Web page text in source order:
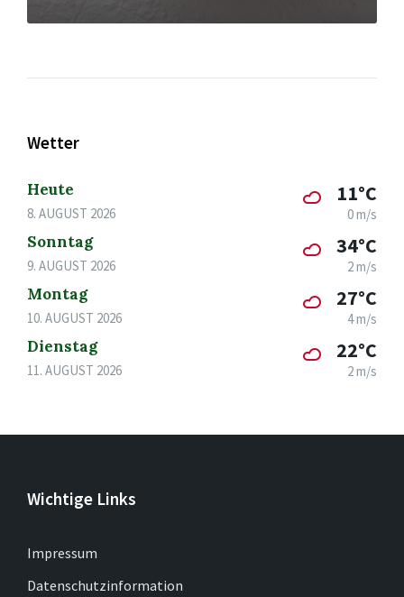
Wetter
Heute
8. AUGUST 2026
11°C
0 m/s
Sonntag
9. AUGUST 2026
34°C
2 m/s
Montag
10. AUGUST 2026
27°C
4 m/s
Dienstag
11. AUGUST 2026
22°C
2 m/s
Wichtige Links
Impressum
Datenschutzinformation